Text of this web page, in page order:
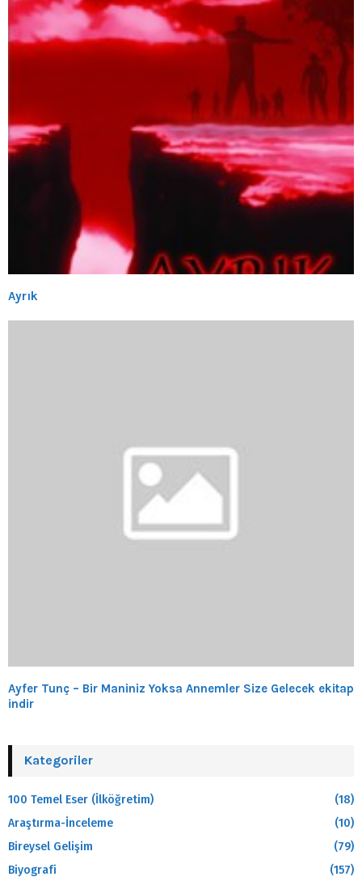
Ayrık
Ayfer Tunç – Bir Maniniz Yoksa Annemler Size Gelecek ekitap
indir
Kategoriler
100 Temel Eser (İlköğretim)
(18)
Araştırma-İnceleme
(10)
Bireysel Gelişim
(79)
Biyografi
(157)